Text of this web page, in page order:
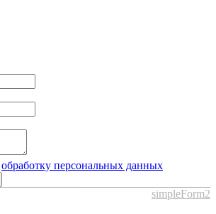
обработку персональных данных
simpleForm2